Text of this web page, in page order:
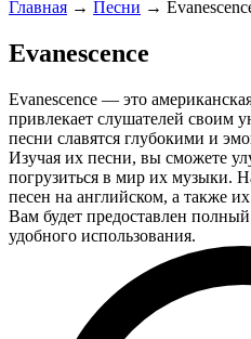
Главная → Песни →
Evanescence
Evanescence — это
привлекает слушателей своим
песни славятся глубокими и
Изучая их песни, вы сможете
погрузиться в мир их музыки.
песен на английском, а также
Вам будет предоставлен
удобного использования.